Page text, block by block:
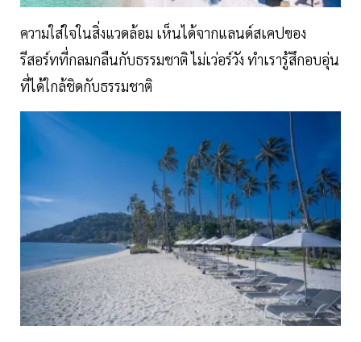
ความใส่ใจในสิ่งแวดล้อม เห็นได้จากแลนด์สเคปของ
รีสอร์ทที่กลมกลืนกับธรรมชาติ ไม่เว่อร์วัง ทำเรารู้สึกอบอุ่น
ที่ได้ใกล้ชิดกับธรรมชาติ